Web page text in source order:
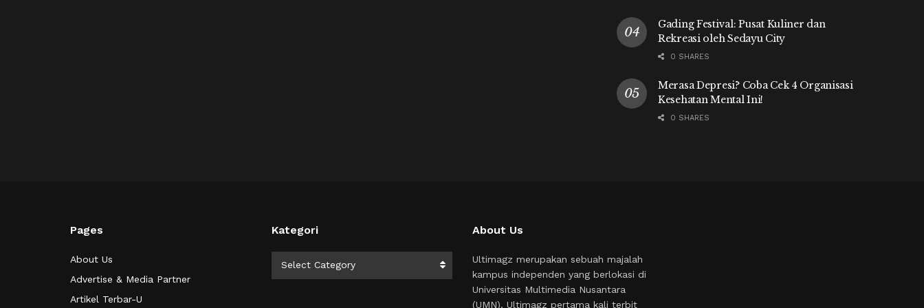
Gading Festival: Pusat Kuliner dan
Rekreasi oleh Sedayu City
0 SHARES
Merasa Depresi? Coba Cek 4 Organisasi
Kesehatan Mental Ini!
0 SHARES
Pages
About Us
Advertise & Media Partner
Artikel Terbar-U
Kategori
Select Category
About Us
Ultimagz merupakan sebuah majalah
kampus independen yang berlokasi di
Universitas Multimedia Nusantara
(UMN). Ultimagz pertama kali terbit